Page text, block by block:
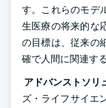
す。これらのモデ
生医療の将来的な
の目標は、従来の
確で人間に関連す
アドバンストソリ
ズ・ライフサイエ